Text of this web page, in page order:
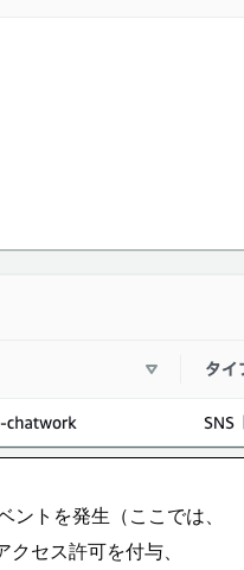
トを発生（ここでは、
セス許可を付与、